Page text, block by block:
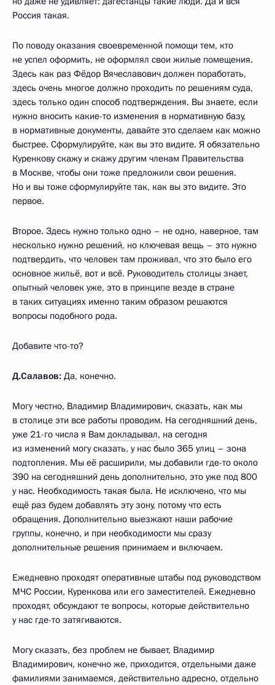
Россия такая.
По поводу оказания своевременной помощи тем, кто
не успел оформить, не оформлял свои жилые помещения.
Здесь как раз Фёдор Вячеславович должен поработать,
здесь очень многое должно проходить по решениям суда,
здесь только один способ подтверждения. Вы знаете, если
нужно вносить какие-то изменения в нормативную базу,
в нормативные документы, давайте это сделаем как можно
быстрее. Сформулируйте, как вы это видите. Я обязательно
Куренкову скажу и скажу другим членам Правительства
в Москве, чтобы они тоже предложили свои решения.
Но и вы тоже сформулируйте так, как вы это видите. Это
первое.
Второе. Здесь нужно только одно – не одно, наверное, там
несколько нужно решений, но ключевая вещь – это нужно
подтвердить, что человек там проживал, что это было его
основное жильё, вот и всё. Руководитель столицы знает,
опытный человек уже, это в принципе везде в стране
в таких ситуациях именно таким образом решаются
вопросы подобного рода.
Добавите что-то?
Д.Салавов: Да, конечно.
Могу честно, Владимир Владимирович, сказать, как мы
в столице эти все работы проводим. На сегодняшний день,
уже 21-го числа я Вам докладывал, на сегодня
из изменений могу сказать, у нас было 365 улиц – зона
подтопления. Мы её расширили, мы добавили где-то около
390 на сегодняшний день дополнительно, это уже под 800
у нас. Необходимость такая была. Не исключено, что мы
ещё раз будем добавлять эту зону, потому что есть
обращения. Дополнительно выезжают наши рабочие
группы, конечно, и при необходимости мы сразу
дополнительные решения принимаем и включаем.
Ежедневно проходят оперативные штабы под руководством
МЧС России, Куренкова или его заместителей. Ежедневно
проходят, обсуждают те вопросы, которые действительно
у нас где-то затягиваются.
Могу сказать, без проблем не бывает, Владимир
Владимирович, конечно же, приходится, отдельными даже
фамилиями занимаемся, действительно адресно, отдельно